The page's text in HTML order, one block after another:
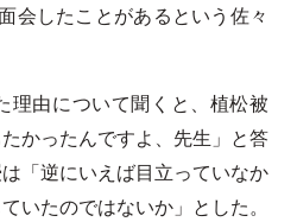
会したことがあるという佐々
理由について聞くと、植松被
かったんですよ、先生」と答
「逆にいえば目立っていなか
いたのではないか」とした。